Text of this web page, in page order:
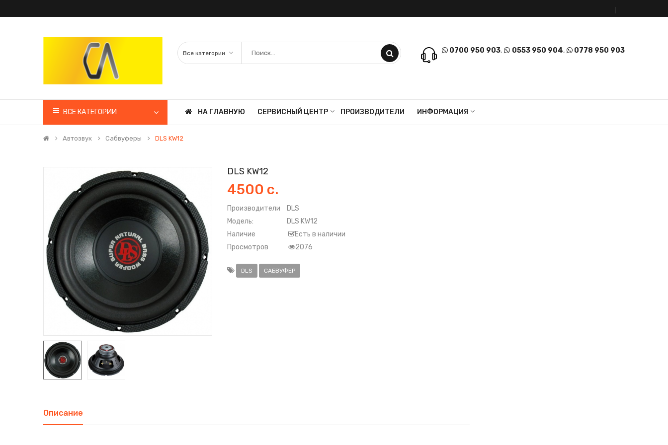
0700 950 903, 0553 950 904, 0778 950 903
ВСЕ КАТЕГОРИИ НА ГЛАВНУЮ СЕРВИСНЫЙ ЦЕНТР ПРОИЗВОДИТЕЛИ ИНФОРМАЦИЯ
Автозвук Сабвуферы DLS KW12
DLS KW12
4500 с.
Производители
DLS
Модель:
DLS KW12
Наличие
Есть в наличии
Просмотров
2076
DLS САБВУФЕР
Описание